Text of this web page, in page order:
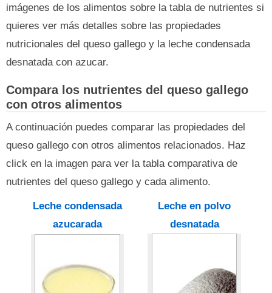
imágenes de los alimentos sobre la tabla de nutrientes si
quieres ver más detalles sobre las propiedades
nutricionales del queso gallego y la leche condensada
desnatada con azucar.
Compara los nutrientes del queso gallego
con otros alimentos
A continuación puedes comparar las propiedades del
queso gallego con otros alimentos relacionados. Haz
click en la imagen para ver la tabla comparativa de
nutrientes del queso gallego y cada alimento.
Leche condensada
azucarada
Leche en polvo
desnatada